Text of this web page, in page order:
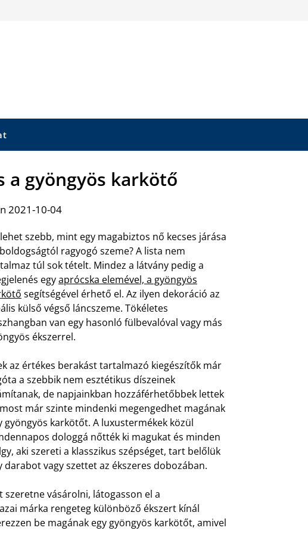
a gyöngyös karkötő
2021-10-04
szebb, mint egy magabiztos nő kecses járása
ragyogó szeme? A lista nem
túl sok tételt. Mindez a látvány pedig a
egyaprócska elemével, a gyöngyös
segítségével érhető el. Az ilyen dekoráció az
külső végső láncszeme. Tökéletes
van egy hasonló fülbevalóval vagy más
ékszerrel.
az értékes berakást tartalmazó kiegészítők már
a szebbik nem esztétikus díszeinek
de napjainkban hozzáférhetőbbek lettek
már szinte mindenki megengedhet magának
gyöngyös karkötőt. A luxustermékek közül
dologgá nőtték ki magukat és minden
aki szereti a klasszikus szépséget, tart belőlük
darabot vagy szettet az ékszeres dobozában.
szeretne vásárolni, látogasson el a
márka rengeteg különböző ékszert kínál
be magának egy gyöngyös karkötőt, amivel